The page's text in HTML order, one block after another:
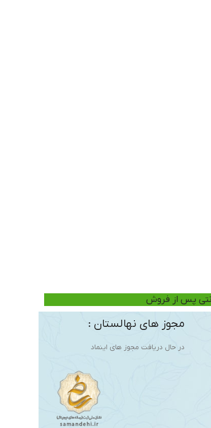
پس از فروش
مجوز های نهالستان :
در حال دریافت مجوز های اینماد